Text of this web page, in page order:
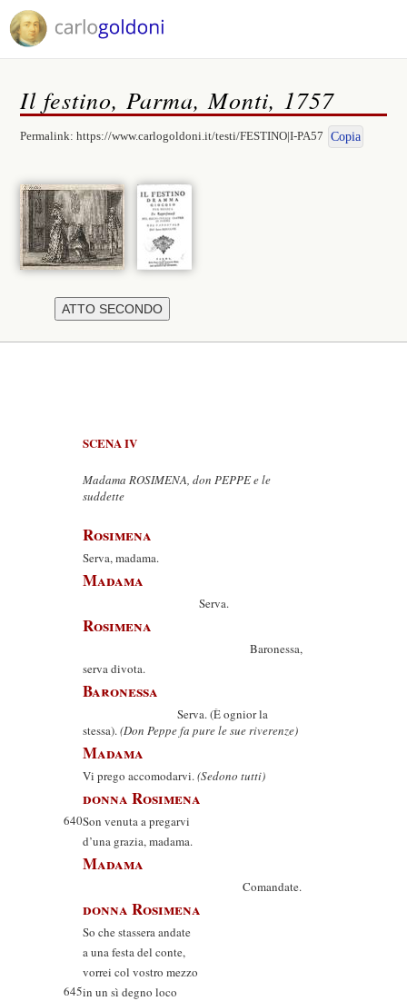
Il festino, Parma, Monti, 1757
Permalink:https://www.carlogoldoni.it/testi/FESTINO|I-PA57 Copia
SCENA IV
Madama ROSIMENA, don PEPPE e le
suddette
Rosimena
Serva, madama.
Madama
Serva.
Rosimena
Baronessa,
serva divota.
Baronessa
Serva. (È ognior la
stessa).(Don Peppe fa pure le sue riverenze)
Madama
Vi prego accomodarvi.(Sedono tutti)
donna Rosimena
640Son venuta a pregarvi
d’una grazia, madama.
Madama
Comandate.
donna Rosimena
So che stassera andate
a una festa del conte,
vorrei col vostro mezzo
645in un sì degno loco